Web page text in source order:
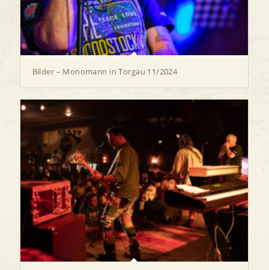
Bilder – Monomann in Torgau 11/2024